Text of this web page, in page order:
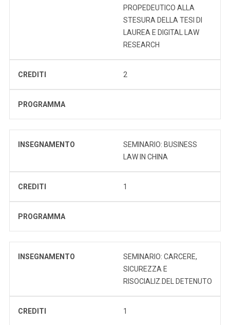
PROPEDEUTICO ALLA
STESURA DELLA TESI DI
LAUREA E DIGITAL LAW
RESEARCH
CREDITI 2
PROGRAMMA
INSEGNAMENTO
SEMINARIO: BUSINESS
LAW IN CHINA
CREDITI 1
PROGRAMMA
INSEGNAMENTO
SEMINARIO: CARCERE,
SICUREZZA E
RISOCIALIZ.DEL DETENUTO
CREDITI 1